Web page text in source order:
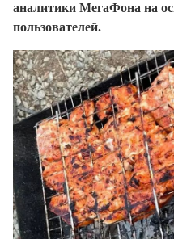
аналитики МегаФона на
пользователей.